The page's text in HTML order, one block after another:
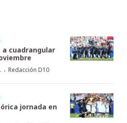
cuadrangular
· Redacción D10
jornada en